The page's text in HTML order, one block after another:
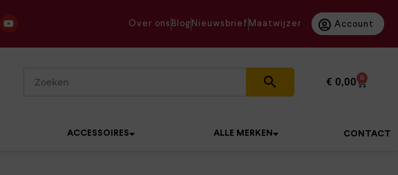
Over ons Blog Nieuwsbrief Maatwijzer Account
€ 0,00 0
ACCESSOIRES ALLE MERKEN CONTACT